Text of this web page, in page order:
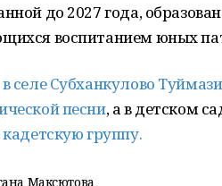
до 2027 года,
воспитанием юных
в селе Субханкулово
песни, а в детском
группу.
Максютова